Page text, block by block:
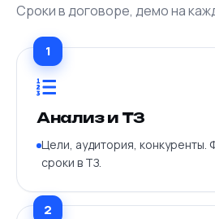
Сроки в договоре, демо на
1
Анализ и ТЗ
Цели, аудитория, конкуренты.
сроки в ТЗ.
2